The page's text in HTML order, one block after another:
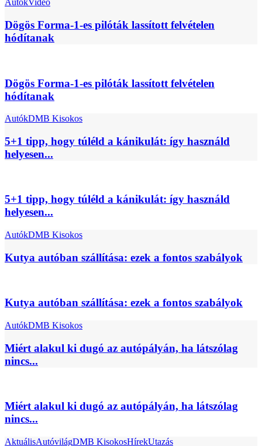
AutókVideó
Dögös Forma-1-es pilóták lassított felvételen
hódítanak
Dögös Forma-1-es pilóták lassított felvételen
hódítanak
AutókDMB Kisokos
5+1 tipp, hogy túléld a kánikulát: így használd
helyesen...
5+1 tipp, hogy túléld a kánikulát: így használd
helyesen...
AutókDMB Kisokos
Kutya autóban szállítása: ezek a fontos szabályok
Kutya autóban szállítása: ezek a fontos szabályok
AutókDMB Kisokos
Miért alakul ki dugó az autópályán, ha látszólag
nincs...
Miért alakul ki dugó az autópályán, ha látszólag
nincs...
AktuálisAutóvilágDMB KisokosHírekUtazás